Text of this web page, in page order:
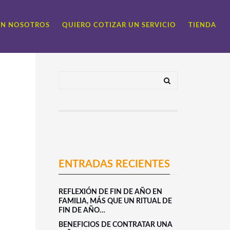
NOSOTROS QUIERO COTIZAR UN SERVICIO TIENDA
ENTRADAS RECIENTES
REFLEXIÓN DE FIN DE AÑO EN
FAMILIA, MÁS QUE UN RITUAL DE
FIN DE AÑO…
BENEFICIOS DE CONTRATAR UNA